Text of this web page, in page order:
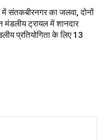
संतकबीरनगर का जलवा, दोनों
मंडलीय ट्रायल में शानदार
प्रतियोगिता के लिए 13